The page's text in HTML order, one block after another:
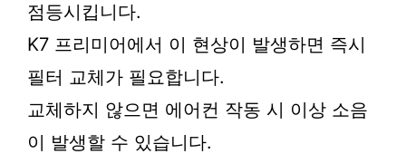
점등시킵니다.
K7 프리미어에서 이 현상이 발생하면 즉시
필터 교체가 필요합니다.
교체하지 않으면 에어컨 작동 시 이상 소음
이 발생할 수 있습니다.